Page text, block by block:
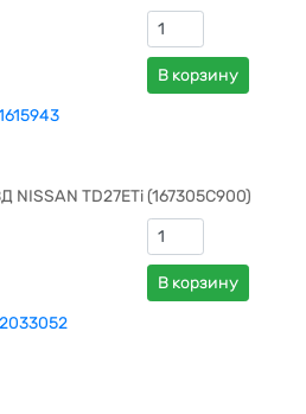
В корзину
NISSAN TD27ETi (167305C900)
В корзину